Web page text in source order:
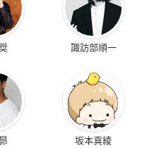
諏訪部順一
坂本真綾